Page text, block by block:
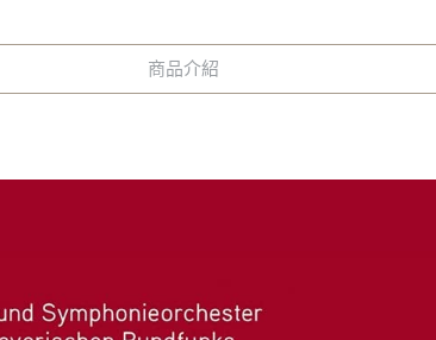
商品介紹